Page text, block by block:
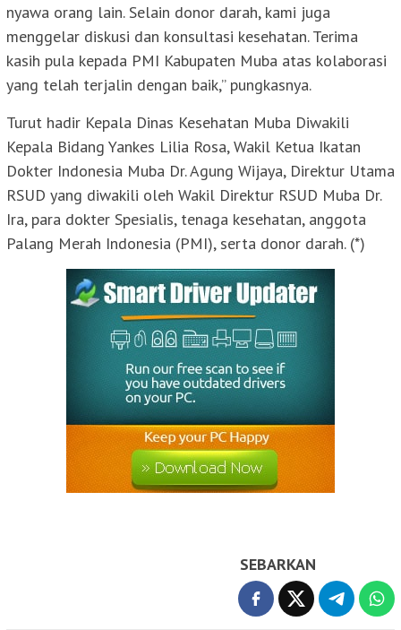
nyawa orang lain. Selain donor darah, kami juga
menggelar diskusi dan konsultasi kesehatan. Terima
kasih pula kepada PMI Kabupaten Muba atas kolaborasi
yang telah terjalin dengan baik,” pungkasnya.
Turut hadir Kepala Dinas Kesehatan Muba Diwakili
Kepala Bidang Yankes Lilia Rosa, Wakil Ketua Ikatan
Dokter Indonesia Muba Dr. Agung Wijaya, Direktur Utama
RSUD yang diwakili oleh Wakil Direktur RSUD Muba Dr.
Ira, para dokter Spesialis, tenaga kesehatan, anggota
Palang Merah Indonesia (PMI), serta donor darah. (*)
SEBARKAN